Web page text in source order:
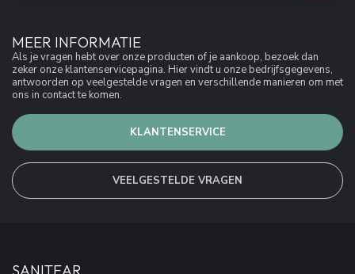
MEER INFORMATIE
Als je vragen hebt over onze producten of je aankoop, bezoek dan
zeker onze klantenservicepagina. Hier vindt u onze bedrijfsgegevens,
antwoorden op veelgestelde vragen en verschillende manieren om met
ons in contact te komen.
KLANTENSERVICE
VEELGESTELDE VRAGEN
SANITEAR